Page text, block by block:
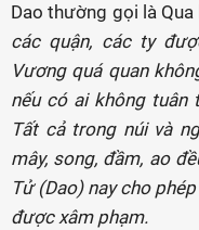
Dao thường gọi là
các quận, các ty
Vương quá quan
nếu có ai không tuân
Tất cả trong núi và
mây, song, đầm, ao
Tử (Dao) nay cho
được xâm phạm.